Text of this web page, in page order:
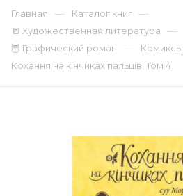
Главная — Каталог книг —
📒 Художественная литература —
🦉 Графический роман — Комиксы
Кохання на кінчиках пальців. Том 4